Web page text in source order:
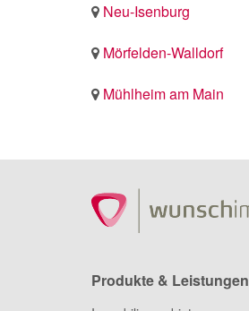
Neu-Isenburg
Mörfelden-Walldorf
Mühlheim am Main
Produkte & Leistungen